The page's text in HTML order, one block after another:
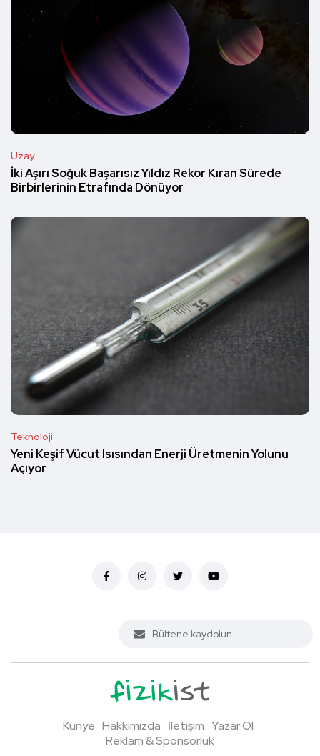
Uzay
İki Aşırı Soğuk Başarısız Yıldız Rekor Kıran Sürede
Birbirlerinin Etrafında Dönüyor
Teknoloji
Yeni Keşif Vücut Isısından Enerji Üretmenin Yolunu
Açıyor
Künye Hakkımızda İletişim Yazar Ol
Reklam & Sponsorluk